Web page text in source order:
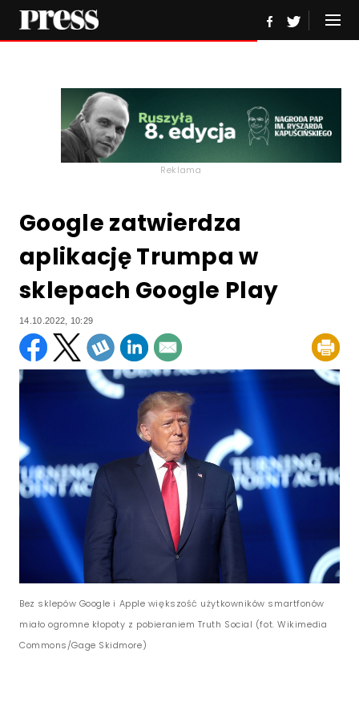
Reklama
Google zatwierdza
aplikację Trumpa w
sklepach Google Play
14.10.2022, 10:29
Bez sklepów Google i Apple większość użytkowników smartfonów
miało ogromne kłopoty z pobieraniem Truth Social (fot. Wikimedia
Commons/Gage Skidmore)